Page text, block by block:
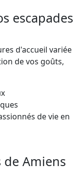
escapades
d'accueil variée
de vos goûts,
de vie en
de Amiens